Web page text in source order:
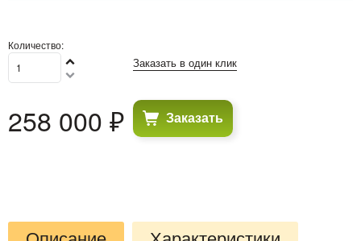
Количество:
258 000 ₽
Заказать в один клик
Заказать